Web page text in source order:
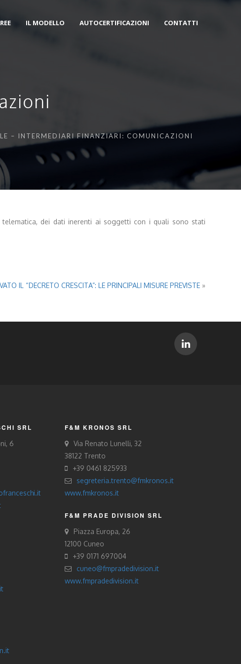
IL MODELLO AUTOCERTIFICAZIONI CONTATTI
– INTERMEDIARI FINANZIARI: COMUNICAZIONI
telematica, dei dati inerenti ai soggetti con i quali sono stati
IL “DECRETO CRESCITA”: LE PRINCIPALI MISURE PREVISTE »
SRL
6
F&M KRONOS SRL
Via Renato Lunelli, 32
38122 Trento
+39 0461 825933
segreteria.trento@fmkronos.it
www.fmkronos.it
F&M PRADE DIVISION SRL
Piazza Europa, 26
12100 Cuneo
+39 0171 697004
cuneo@fmpradedivision.it
www.fmpradedivision.it